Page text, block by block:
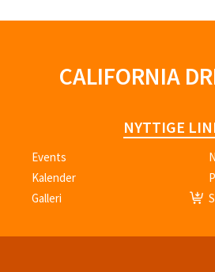
CALIFORNIA
NYTTIGE
Events
Kalender
Galleri